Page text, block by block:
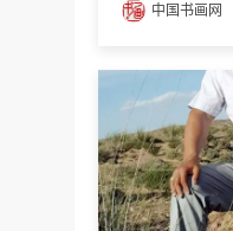
中国书画网